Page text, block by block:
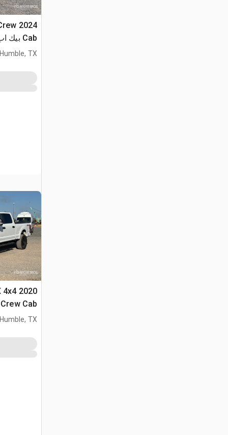
Cab بيك اب
TX
4x4
Crew Cab بيك اب
TX